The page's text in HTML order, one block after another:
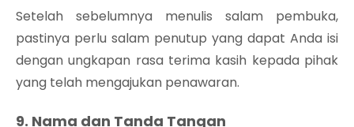
Setelah sebelumnya menulis salam pembuka,
pastinya perlu salam penutup yang dapat Anda isi
dengan ungkapan rasa terima kasih kepada pihak
yang telah mengajukan penawaran.
9. Nama dan Tanda Tangan